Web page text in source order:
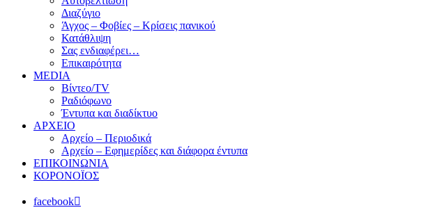
Διαζύγιο
Άγχος – Φοβίες – Κρίσεις πανικού
Κατάθλιψη
Σας ενδιαφέρει…
Επικαιρότητα
MEDIA
Βίντεο/TV
Ραδιόφωνο
Έντυπα και διαδίκτυο
ΑΡΧΕΙΟ
Αρχείο – Περιοδικά
Αρχείο – Εφημερίδες και διάφορα έντυπα
ΕΠΙΚΟΙΝΩΝΙΑ
ΚΟΡΟΝΟΪΟΣ
facebook